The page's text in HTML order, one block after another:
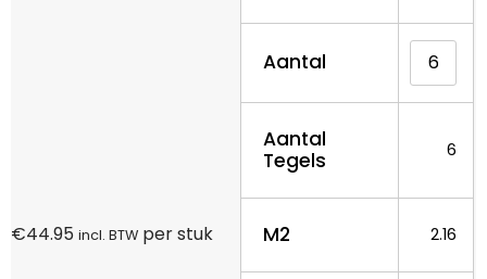
€44.95 incl. BTW per stuk
Aantal
Aantal
Tegels
6
M2 2.16